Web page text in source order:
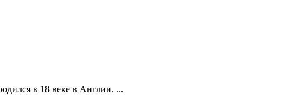
в 18 веке в Англии. ...